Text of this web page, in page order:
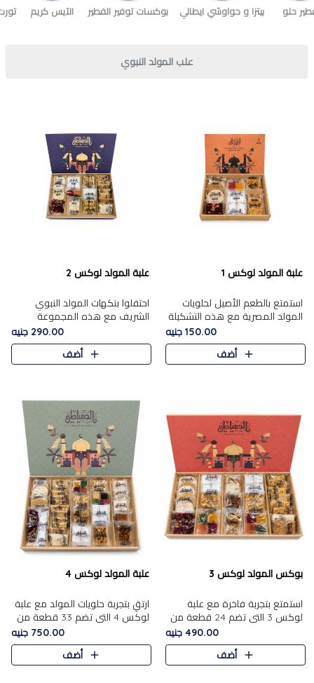
حلو بيتزا و حواوشي ايطالي بوكسات توفير الفطير الآيس كريم
علب المولد النبوي
علبة المولد لوكس 1
استمتع بالطعم الأصيل لحلويات
المولد المصرية مع هذه التشكيلة
المختارة بعناية من 9 قطع. تتضمن
التشكيلة جوزرية مع فول،ملبان
150.00 جنيه
أضف
علبة المولد لوكس 2
احتفلوا بنكهات المولد النبوي
الشريف مع هذه المجموعة
الفاخرة المكونة من 19 قطعة،
والتي تم اختيارها بعناية فائقة لتُبرز
تشكيلة واسعة من الحلويات
290.00 جنيه
أضف
بوكس المولد لوكس 3
استمتع بتجربة فاخرة مع علبة
لوكس 3 التي تضم 24 قطعة من
أشهر حلويات المولد الشرقية
المختارة بعناية. تحتوي التشكيلة
على الجزرية بالفول، والملب..
490.00 جنيه
أضف
علبة المولد لوكس 4
ارتقِ بتجربة حلويات المولد مع علبة
لوكس 4 التي تضم 33 قطعة من
تشكيلة فاخرة ومتنوعة من أشهر
الأصناف الشرقية. تحتوي العلبة على
الجزرية بالفول،..
750.00 جنيه
أضف